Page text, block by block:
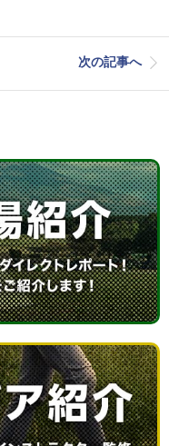
次の記事へ